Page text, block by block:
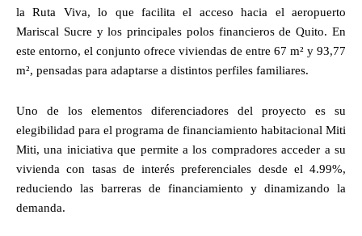
la Ruta Viva, lo que facilita el acceso hacia el aeropuerto
Mariscal Sucre y los principales polos financieros de Quito. En
este entorno, el conjunto ofrece viviendas de entre 67 m² y 93,77
m², pensadas para adaptarse a distintos perfiles familiares.
Uno de los elementos diferenciadores del proyecto es su
elegibilidad para el programa de financiamiento habitacional Miti
Miti, una iniciativa que permite a los compradores acceder a su
vivienda con tasas de interés preferenciales desde el 4.99%,
reduciendo las barreras de financiamiento y dinamizando la
demanda.